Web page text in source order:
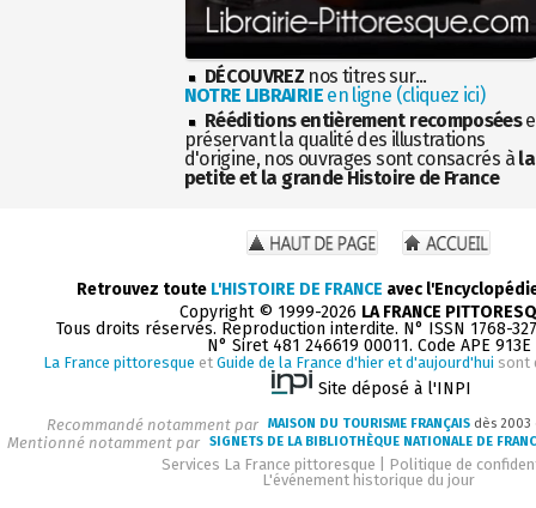
DÉCOUVREZ nos titres sur...
NOTRE LIBRAIRIEen ligne (cliquez ici)
Rééditions entièrement recomposées
préservant la qualité des illustrations
d'origine, nos ouvrages sont consacrés à la
petite et la grande Histoire de France
Retrouvez toute L'HISTOIRE DE FRANCE avec
Copyright © 1999-2026 LA FRANCE
Tous droits réservés. Reproduction interdite. N° ISSN 1768-
N° Siret 481 246619 00011. Code APE 913E
La France pittoresque et Guide de la France d'hier et d'aujourd'hui sont
Site déposé à l'INPI
Recommandé notamment par MAISON DU TOURISME FRANÇAIS dès
Mentionné notamment par SIGNETS DE LA BIBLIOTHÈQUE NATIONALE DE
Services La France pittoresque
Politique de
L'événement historique du jour